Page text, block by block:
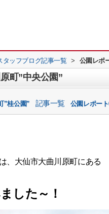
タッフブログ記事一覧 > 公園レポ
町”中央公園”
”桂公園” 記事一覧 公園レポー
、大仙市大曲川原町にある
した～！